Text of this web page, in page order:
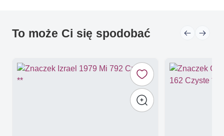
To może Ci się spodobać